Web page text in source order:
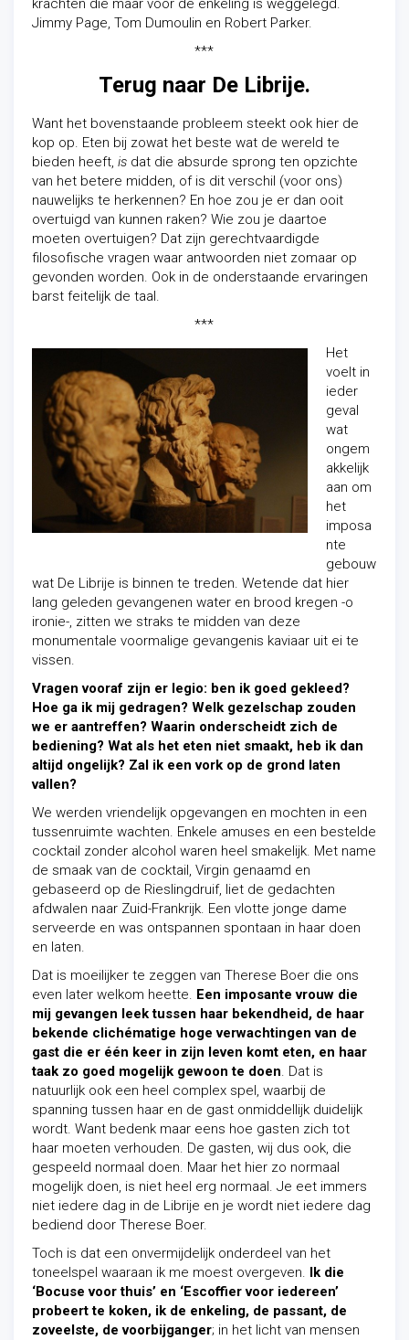
krachten die maar voor de enkeling is weggelegd.
Jimmy Page, Tom Dumoulin en Robert Parker.
***
Terug naar De Librije.
Want het bovenstaande probleem steekt ook hier de
kop op. Eten bij zowat het beste wat de wereld te
bieden heeft, is dat die absurde sprong ten opzichte
van het betere midden, of is dit verschil (voor ons)
nauwelijks te herkennen? En hoe zou je er dan ooit
overtuigd van kunnen raken? Wie zou je daartoe
moeten overtuigen? Dat zijn gerechtvaardigde
filosofische vragen waar antwoorden niet zomaar op
gevonden worden. Ook in de onderstaande ervaringen
barst feitelijk de taal.
***
Het
voelt in
ieder
geval
wat
ongem
akkelijk
aan om
het
imposa
nte
gebouw
wat De Librije is binnen te treden. Wetende dat hier
lang geleden gevangenen water en brood kregen -o
ironie-, zitten we straks te midden van deze
monumentale voormalige gevangenis kaviaar uit ei te
vissen.
Vragen vooraf zijn er legio: ben ik goed gekleed?
Hoe ga ik mij gedragen? Welk gezelschap zouden
we er aantreffen? Waarin onderscheidt zich de
bediening? Wat als het eten niet smaakt, heb ik dan
altijd ongelijk? Zal ik een vork op de grond laten
vallen?
We werden vriendelijk opgevangen en mochten in een
tussenruimte wachten. Enkele amuses en een bestelde
cocktail zonder alcohol waren heel smakelijk. Met name
de smaak van de cocktail, Virgin genaamd en
gebaseerd op de Rieslingdruif, liet de gedachten
afdwalen naar Zuid-Frankrijk. Een vlotte jonge dame
serveerde en was ontspannen spontaan in haar doen
en laten.
Dat is moeilijker te zeggen van Therese Boer die ons
even later welkom heette. Een imposante vrouw die
mij gevangen leek tussen haar bekendheid, de haar
bekende clichématige hoge verwachtingen van de
gast die er één keer in zijn leven komt eten, en haar
taak zo goed mogelijk gewoon te doen. Dat is
natuurlijk ook een heel complex spel, waarbij de
spanning tussen haar en de gast onmiddellijk duidelijk
wordt. Want bedenk maar eens hoe gasten zich tot
haar moeten verhouden. De gasten, wij dus ook, die
gespeeld normaal doen. Maar het hier zo normaal
mogelijk doen, is niet heel erg normaal. Je eet immers
niet iedere dag in de Librije en je wordt niet iedere dag
bediend door Therese Boer.
Toch is dat een onvermijdelijk onderdeel van het
toneelspel waaraan ik me moest overgeven. Ik die
‘Bocuse voor thuis’ en ‘Escoffier voor iedereen’
probeert te koken, ik de enkeling, de passant, de
zoveelste, de voorbijganger; in het licht van mensen